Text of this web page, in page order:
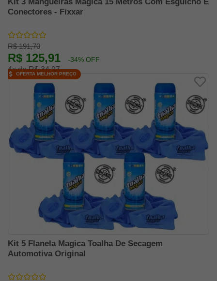
Conectores - Fixxar
R$ 191,70
R$ 125,91 -34% OFF
4x de R$ 34,97
Kit 5 Flanela Magica Toalha De Secagem
Automotiva Original
OFERTA MELHOR PREÇO